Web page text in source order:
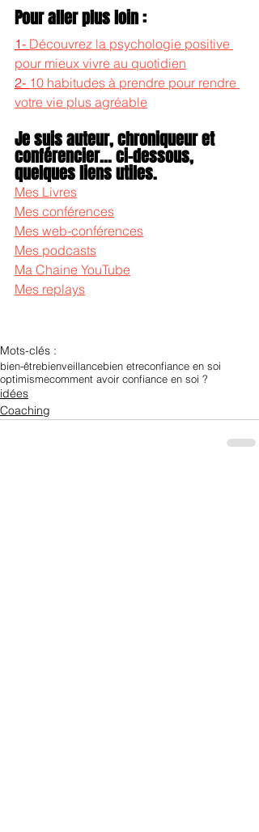
Pour aller plus loin :
1- Découvrez la psychologie positive
pour mieux vivre au quotidien
2- 10 habitudes à prendre pour rendre
votre vie plus agréable
Je suis auteur, chroniqueur et
conférencier... ci-dessous,
quelques liens utiles.
Mes Livres
Mes conférences
Mes web-conférences
Mes podcasts
Ma Chaine YouTube
Mes replays
Mots-clés :
bien-êtrebienveillancebien etreconfiance en soi
optimismecomment avoir confiance en soi ?
idées
Coaching